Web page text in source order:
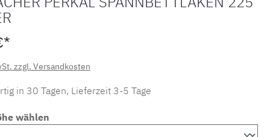
zzgl. Versandkosten
in 30 Tagen, Lieferzeit 3-5 Tage
wählen